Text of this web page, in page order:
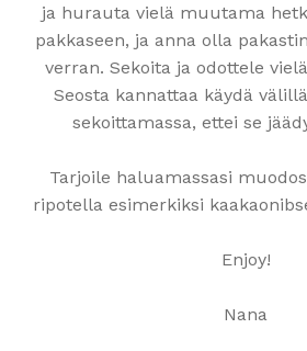
ja hurauta vielä muutama
pakkaseen, ja anna olla
verran. Sekoita ja odottele
Seosta kannattaa käydä
sekoittamassa, ettei se
Tarjoile haluamassasi
ripotella esimerkiksi
Enjoy!
Nana